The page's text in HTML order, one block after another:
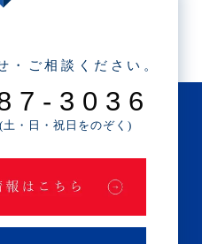
・ご相談ください。
3036
・日・祝日をのぞく)